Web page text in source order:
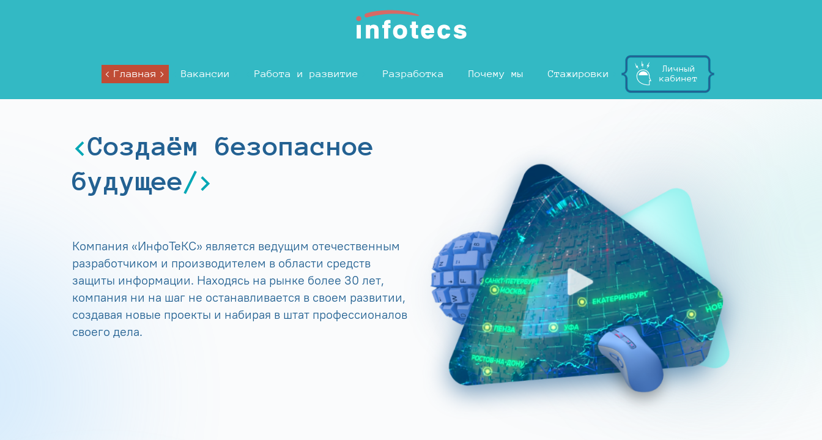
Главная Вакансии Работа и развитие Разработка Почему мы Стажировки
Личный
кабинет
Создаём безопасное
будущее
Компания «ИнфоТеКС» является ведущим отечественным
разработчиком и производителем в области средств
защиты информации. Находясь на рынке более 30 лет,
компания ни на шаг не останавливается в своем развитии,
создавая новые проекты и набирая в штат профессионалов
своего дела.